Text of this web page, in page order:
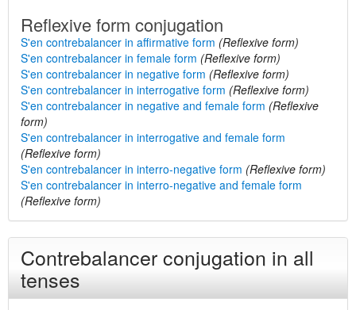
Reflexive form conjugation
S'en contrebalancer in affirmative form (Reflexive form)
S'en contrebalancer in female form (Reflexive form)
S'en contrebalancer in negative form (Reflexive form)
S'en contrebalancer in interrogative form (Reflexive form)
S'en contrebalancer in negative and female form (Reflexive
form)
S'en contrebalancer in interrogative and female form
(Reflexive form)
S'en contrebalancer in interro-negative form (Reflexive form)
S'en contrebalancer in interro-negative and female form
(Reflexive form)
Contrebalancer conjugation in all
tenses